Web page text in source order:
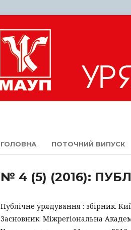
ГОЛОВНА ПОТОЧНИЙ ВИПУСК
№ 4 (5) (2016):
Публічне урядування : збірник.
Засновник: Міжрегіональна